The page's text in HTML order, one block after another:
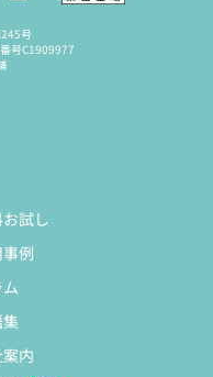
号
号C1909977
試し
例
内